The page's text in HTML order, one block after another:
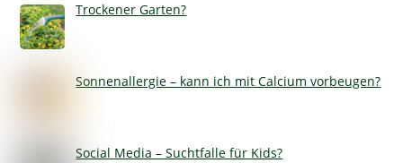
Trockener Garten?
Sonnenallergie – kann ich mit Calcium vorbeugen?
Social Media – Suchtfalle für Kids?